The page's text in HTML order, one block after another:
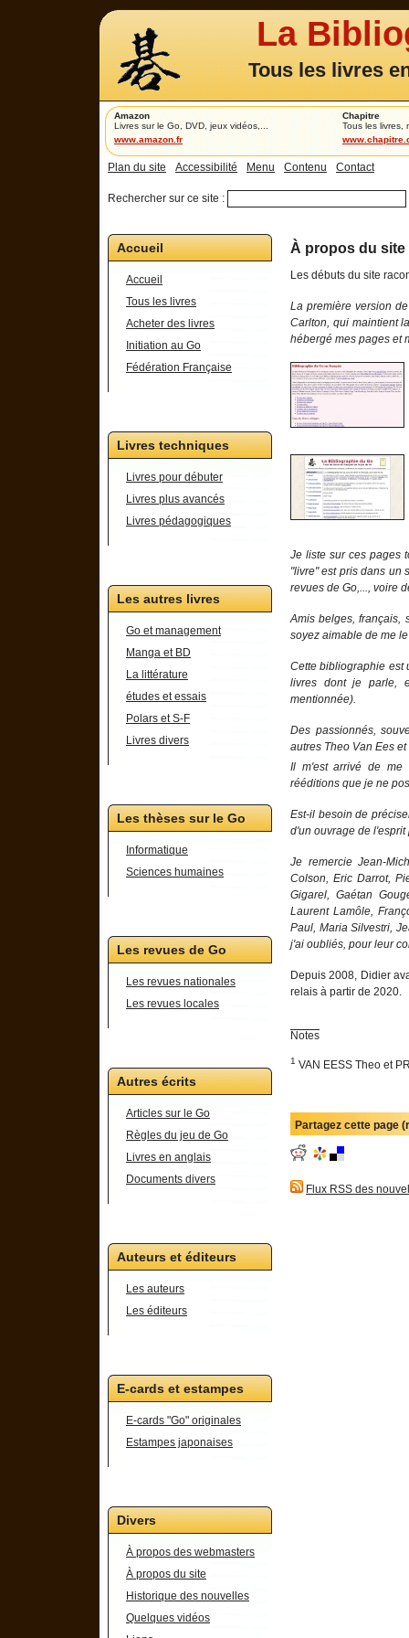
La
Tous les livres
Amazon
Livres sur le Go, DVD, jeux vidéos,...
www.amazon.fr
Chapitre
Tous les livres,
Plan du site Accessibilité Menu Contenu Contact
Rechercher sur ce site :
Accueil
Accueil
Tous les livres
Acheter des livres
Initiation au Go
Fédération Française
Livres techniques
Livres pour débuter
Livres plus avancés
Livres pédagogiques
Les autres livres
Go et management
Manga et BD
La littérature
études et essais
Polars et S-F
Livres divers
Les thèses sur le Go
Informatique
Sciences humaines
Les revues de Go
Les revues nationales
Les revues locales
Autres écrits
Articles sur le Go
Règles du jeu de Go
Livres en anglais
Documents divers
Auteurs et éditeurs
Les auteurs
Les éditeurs
E-cards et estampes
E-cards "Go" originales
Estampes japonaises
Divers
À propos des webmasters
À propos du site
Historique des nouvelles
Quelques vidéos
À propos du
Les débuts du site
La première version
Carlton, qui maintient
hébergé mes pages et
Je liste sur ces pages
"livre" est pris dans un
revues de Go,..., voire
Amis belges, français,
soyez aimable de me
Cette bibliographie est
livres dont je parle,
mentionnée).
Des passionnés,
autres Theo Van Ees
Il m'est arrivé de me
rééditions que je ne
Est-il besoin de
d'un ouvrage de
Je remercie Jean-
Colson, Eric Darrot,
Gigarel, Gaétan
Laurent Lamôle,
Paul, Maria Silvestri,
j'ai oubliés, pour leur
Depuis 2008, Didier
relais à partir de 2020.
Notes
1 VAN EESS Theo et
Partagez cette page
Flux RSS des